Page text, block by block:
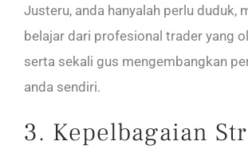
Justeru, anda hanyalah perlu duduk,
belajar dari profesional trader yang
serta sekali gus mengembangkan
anda sendiri.
3. Kepelbagaian